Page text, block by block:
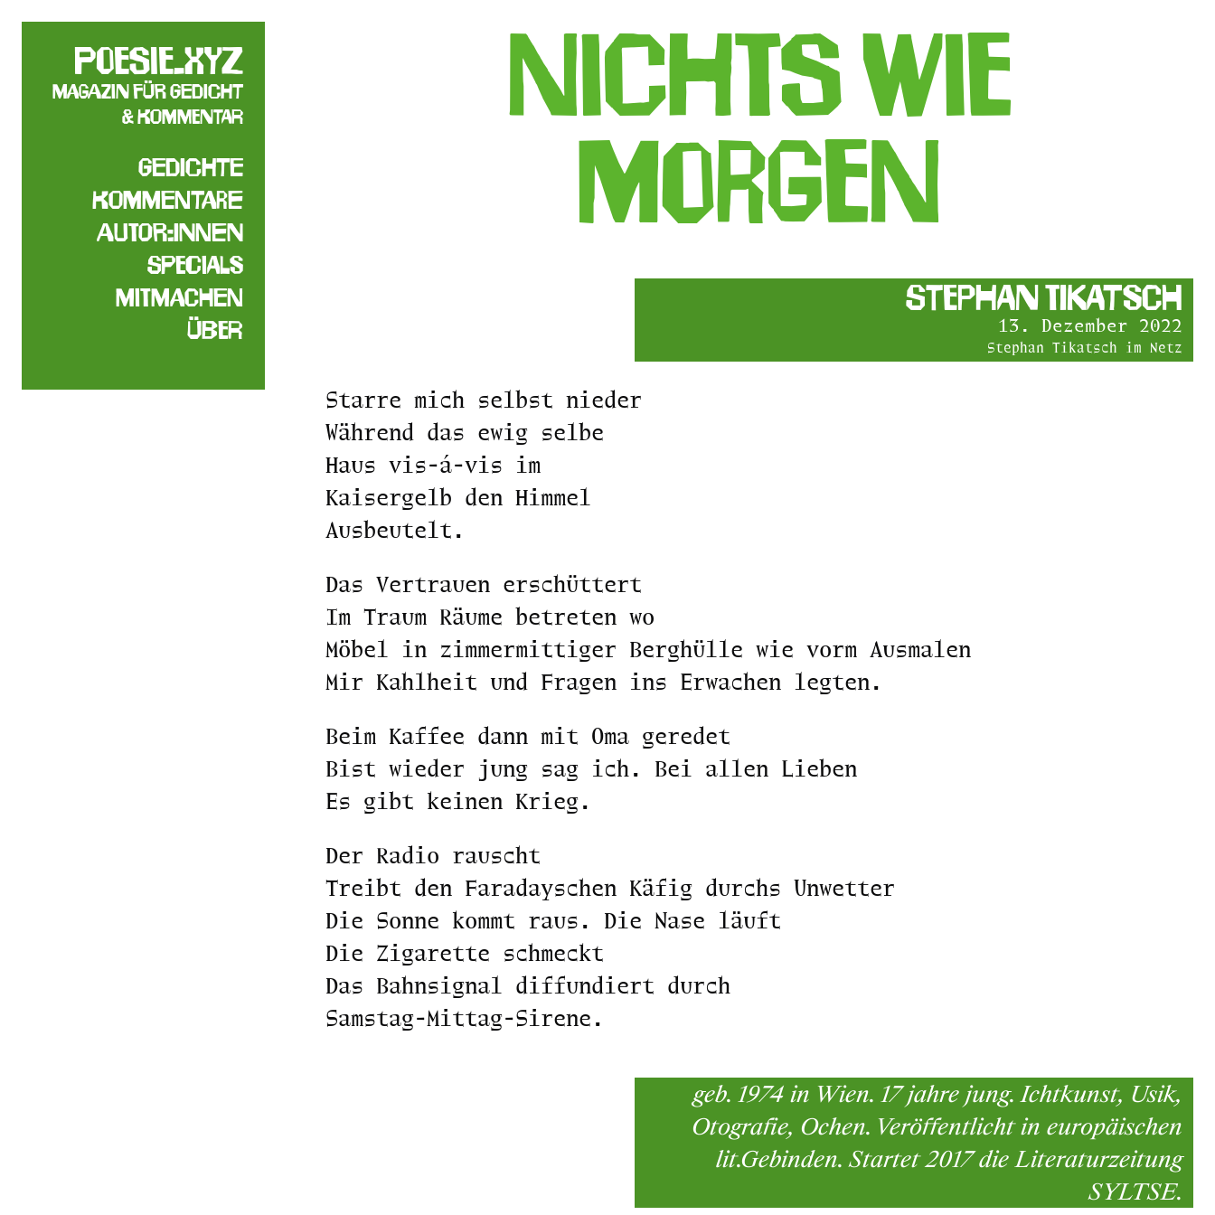
poesie.xyz
Magazin für Gedicht
& Kommentar
Gedichte
Kommentare
Autor:innen
Specials
Mitmachen
Über
Nichts wie
Morgen
Stephan Tikatsch
13. Dezember 2022
Stephan Tikatsch im Netz
Starre mich selbst nieder
Während das ewig selbe
Haus vis-á-vis im
Kaisergelb den Himmel
Ausbeutelt.
Das Vertrauen erschüttert
Im Traum Räume betreten wo
Möbel in zimmermittiger Berghülle wie vorm Ausmalen
Mir Kahlheit und Fragen ins Erwachen legten.
Beim Kaffee dann mit Oma geredet
Bist wieder jung sag ich. Bei allen Lieben
Es gibt keinen Krieg.
Der Radio rauscht
Treibt den Faradayschen Käfig durchs Unwetter
Die Sonne kommt raus. Die Nase läuft
Die Zigarette schmeckt
Das Bahnsignal diffundiert durch
Samstag-Mittag-Sirene.
geb. 1974 in Wien. 17 jahre jung. Ichtkunst, Usik,
Otografie, Ochen. Veröffentlicht in europäischen
lit.Gebinden. Startet 2017 die Literaturzeitung
SYLTSE.